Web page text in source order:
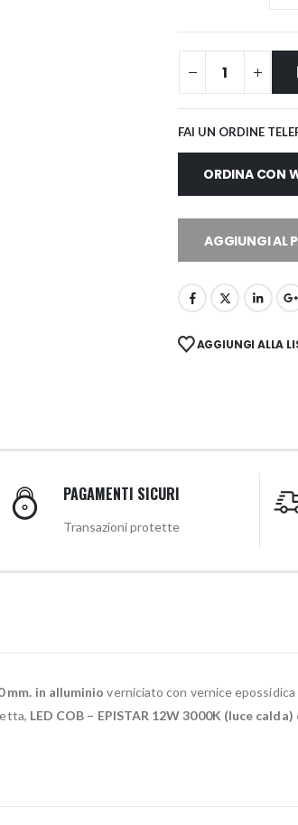
FAI UN ORDINE
ORDINA CON
AGGIUNGI AL
AGGIUNGI ALLA
PAGAMENTI SICURI
Transazioni protette
mm. in alluminioverniciato con vernice
LED COB – EPISTAR 12W 3000K (luce